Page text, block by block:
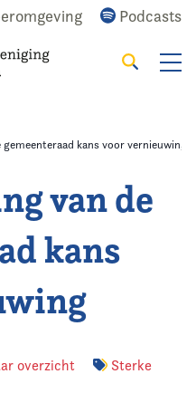
Podcasts
Zoeken
kans voor vernieuwing
van de
kans
overzicht
Sterke